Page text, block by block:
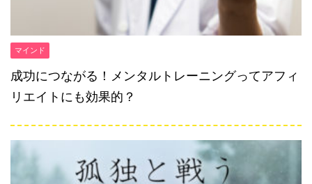
マインド
成功につながる！メンタルトレーニングってアフィ
リエイトにも効果的？